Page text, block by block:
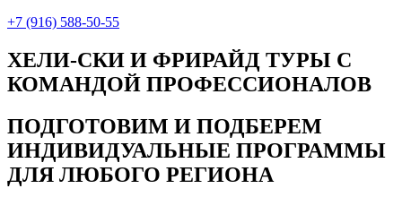
+7 (916) 588-50-55
ХЕЛИ-СКИ И ФРИРАЙД ТУРЫ С
КОМАНДОЙ ПРОФЕССИОНАЛОВ
ПОДГОТОВИМ И ПОДБЕРЕМ
ИНДИВИДУАЛЬНЫЕ ПРОГРАММЫ
ДЛЯ ЛЮБОГО РЕГИОНА